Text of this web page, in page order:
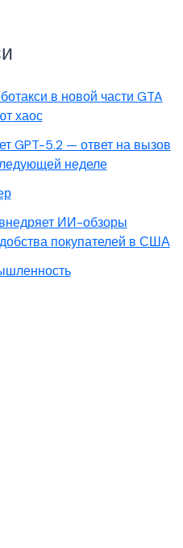
в новой части GTA
хаос
GPT-5.2 — ответ на вызов
неделе
ИИ-обзоры
покупателей в США